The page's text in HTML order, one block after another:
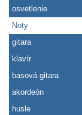
osvetlenie
Noty
gitara
klavír
basová gitara
akordeón
husle